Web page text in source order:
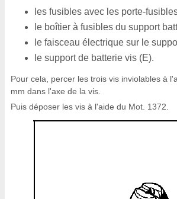
les fusibles avec les porte-
le boîtier à fusibles du support
le faisceau électrique sur le
le support de batterie vis (E).
Pour cela, percer les trois vis inviolables à
mm dans l'axe de la vis.
Puis déposer les vis à l'aide du Mot. 1372.